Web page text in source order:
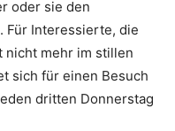
oder sie den
Für Interessierte, die
nicht mehr im stillen
sich für einen Besuch
dritten Donnerstag